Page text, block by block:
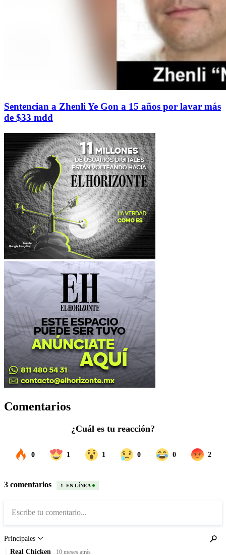
Sentencian a Zhenli Ye Gon a 15 años por lavar más
de $33 mdd
Comentarios